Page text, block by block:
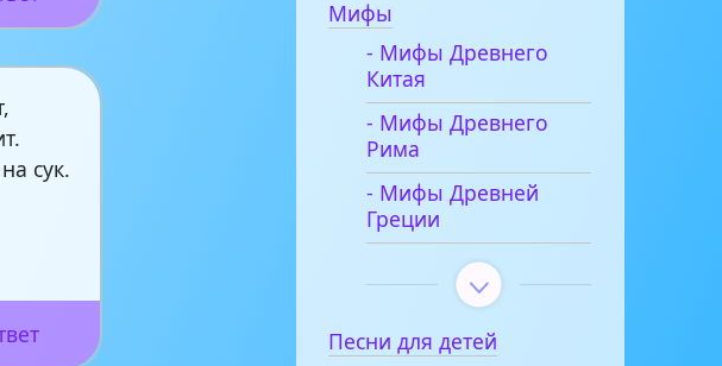
сук.
Мифы
- Мифы Древнего
Китая
- Мифы Древнего
Рима
- Мифы Древней
Греции
Песни для детей